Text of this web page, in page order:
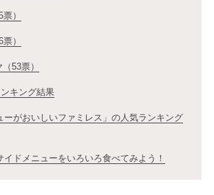
）
）
53票）
キング結果
ーがおいしいファミレス」の人気ランキング
イドメニューをいろいろ食べてみよう！